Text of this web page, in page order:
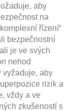
aby
na
řízení“
bezpečnostní
je ve svých
nehod
vyžaduje, aby
rizik a
vždy a ve
zkušeností s